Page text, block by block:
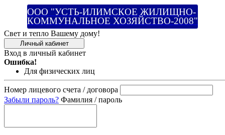
ООО "УСТЬ-ИЛИМСКОЕ ЖИЛИЩНО-
КОММУНАЛЬНОЕ ХОЗЯЙСТВО-2008"
Свет и тепло Вашему дому!
Личный кабинет
Вход в личный кабинет
Ошибка!
Для физических лиц
Номер лицевого счета / договора
Забыли пароль? Фамилия / пароль